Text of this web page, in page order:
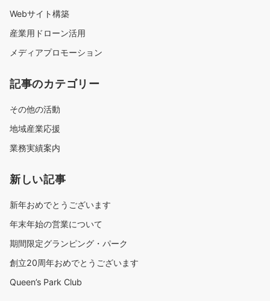
Webサイト構築
産業用ドローン活用
メディアプロモーション
記事のカテゴリー
その他の活動
地域産業応援
業務実績案内
新しい記事
新年おめでとうございます
年末年始の営業について
期間限定グランピング・パーク
創立20周年おめでとうございます
Queen’s Park Club